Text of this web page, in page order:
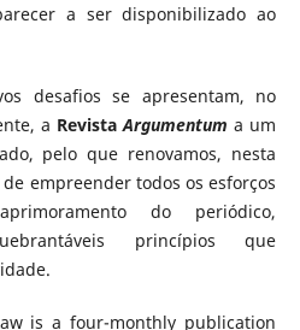
a ser disponibilizado ao
desafios se apresentam, no
a RevistaArgumentum a um
pelo que renovamos, nesta
empreender todos os esforços
do periódico,
princípios que
is a four-monthly publication